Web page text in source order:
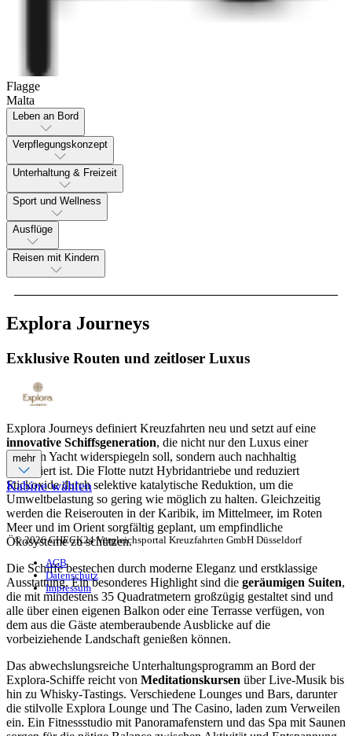
Flagge
Malta
Leben an Bord
Verpflegungskonzept
Unterhaltung & Freizeit
Sport und Wellness
Ausflüge
Reisen mit Kindern
Explora Journeys
Exklusive Routen und zeitloser Luxus
Explora Journeys definiert Kreuzfahrten neu und setzt auf eine
innovative Schiffsgeneration, die nicht nur den Luxus einer
privaten Yacht widerspiegeln soll, sondern auch nachhaltig
konzipiert ist. Die Flotte nutzt Hybridantriebe und reduziert
Stickoxide durch selektive katalytische Reduktion, um die
Umweltbelastung so gering wie möglich zu halten. Gleichzeitig
werden die Reiserouten in der Karibik, im Mittelmeer, im Roten
Meer und im Orient sorgfältig geplant, um empfindliche
Ökosysteme zu schützen.
Die Schiffe bestechen durch moderne Eleganz und erstklassige
Ausstattung. Ein besonderes Highlight sind die geräumigen Suiten,
die mit mindestens 35 Quadratmetern großzügig gestaltet sind und
alle über einen eigenen Balkon oder eine Terrasse verfügen, von
dem aus die Gäste atemberaubende Ausblicke auf die
vorbeiziehende Landschaft genießen können.
Das abwechslungsreiche Unterhaltungsprogramm an Bord der
Explora-Schiffe reicht von Meditationskursen über Live-Musik bis
hin zu Whisky-Tastings. Verschiedene Lounges und Bars, darunter
die stilvolle Explora Lounge und The Casino, laden zum Verweilen
ein. Ein Fitnessstudio mit Panoramafenstern und das Spa mit Saunen
mehr
Kabine wählen
© 2026 CHECK24 Vergleichsportal Kreuzfahrten GmbH Düsseldorf
AGB
Datenschutz
Impressum